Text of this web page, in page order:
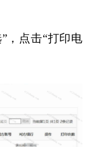
，点击“打印电